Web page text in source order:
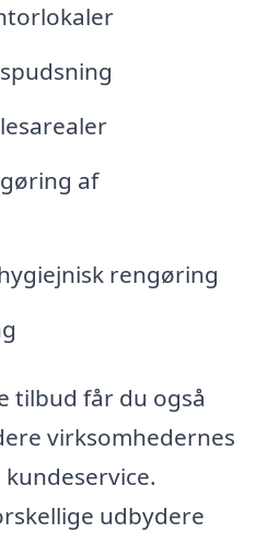
af
rengøring
tilbud får du også
virksomhedernes
udbydere